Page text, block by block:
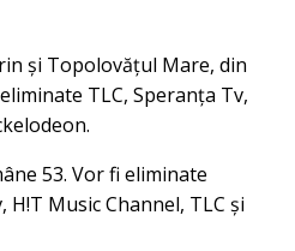
și Topolovățul Mare, din
TLC, Speranța Tv,
53. Vor fi eliminate
Music Channel, TLC și